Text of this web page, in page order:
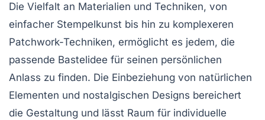
Die Vielfalt an Materialien und Techniken, von
einfacher Stempelkunst bis hin zu komplexeren
Patchwork-Techniken, ermöglicht es jedem, die
passende Bastelidee für seinen persönlichen
Anlass zu finden. Die Einbeziehung von natürlichen
Elementen und nostalgischen Designs bereichert
die Gestaltung und lässt Raum für individuelle